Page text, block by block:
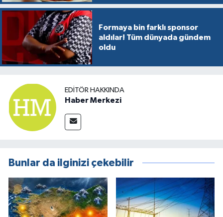
Formaya bin farklı sponsor
aldılar! Tüm dünyada gündem
oldu
EDITÖR HAKKINDA
Haber Merkezi
Bunlar da ilginizi çekebilir